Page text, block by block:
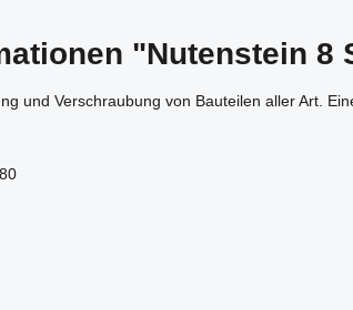
"Nutenstein 8
und Verschraubung von Bauteilen aller Art.